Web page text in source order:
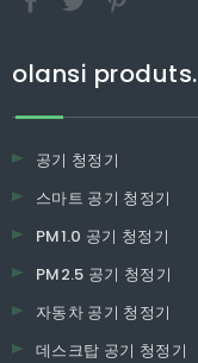
olansi produts.
공기 청정기
스마트 공기 청정기
PM1.0 공기 청정기
PM2.5 공기 청정기
자동차 공기 청정기
데스크탑 공기 청정기